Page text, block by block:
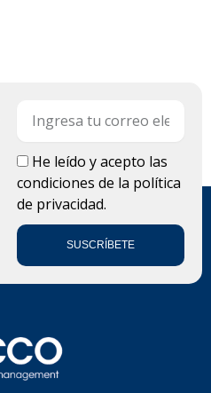
LOPDHe leído y acepto las
condiciones de la política
de privacidad.
SUSCRÍBETE